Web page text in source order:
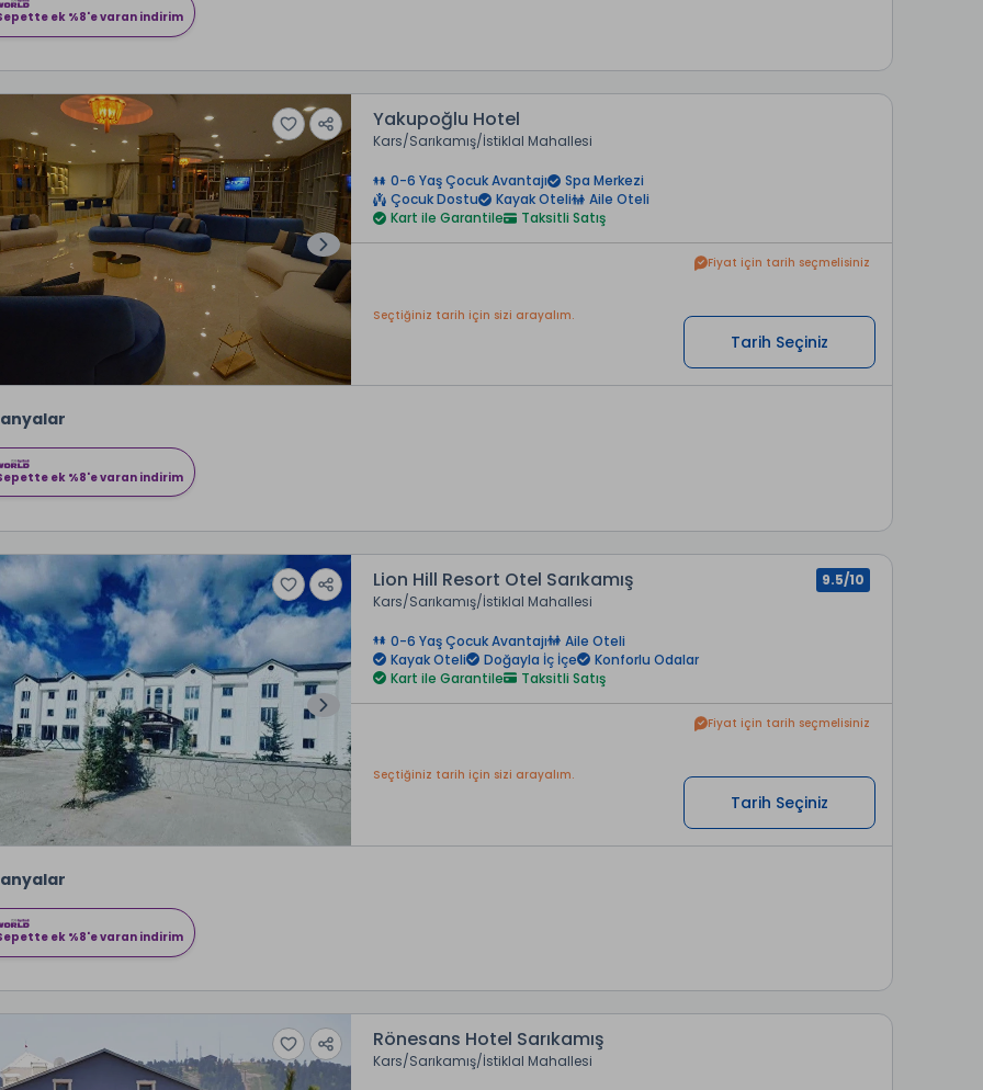
ek %8'e varan indirim
Yakupoğlu Hotel
Kars Sarıkamış İstiklal Mahallesi
0-6 Yaş Çocuk Avantajı
Spa Merkezi
Çocuk Dostu
Kayak Oteli
Aile Oteli
Kart ile Garantile
Taksitli Satış
Seçtiğiniz tarih için sizi arayalım.
Fiyat için tarih seçmelisiniz
Tarih Seçiniz
ek %8'e varan indirim
Lion Hill Resort Otel Sarıkamış
Kars Sarıkamış İstiklal Mahallesi
0-6 Yaş Çocuk Avantajı
Aile Oteli
Kayak Oteli
Doğayla İç İçe
Konforlu Odalar
Kart ile Garantile
Taksitli Satış
9.5/10
Seçtiğiniz tarih için sizi arayalım.
Fiyat için tarih seçmelisiniz
Tarih Seçiniz
ek %8'e varan indirim
Rönesans Hotel Sarıkamış
Kars Sarıkamış İstiklal Mahallesi